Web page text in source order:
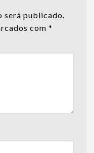
será publicado.
com *